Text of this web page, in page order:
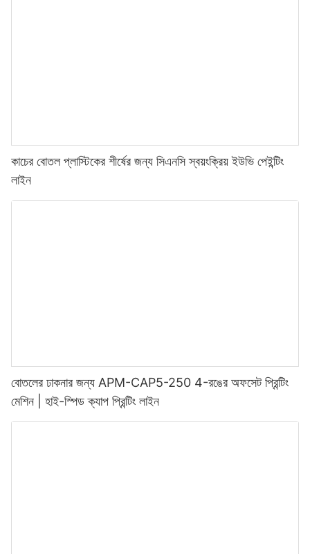
কাচের বোতল প্লাস্টিকের শীর্ষের জন্য সিএনসি স্বয়ংক্রিয় ইউভি পেইন্টিং
লাইন
বোতলের ঢাকনার জন্য APM-CAP5-250 4-রঙের অফসেট প্রিন্টিং
মেশিন | হাই-স্পিড ক্যাপ প্রিন্টিং লাইন